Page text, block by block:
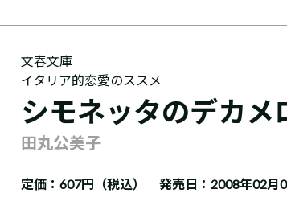
文春文庫
イタリア的恋愛のススメ
シモネッタのデカメ
田丸公美子
定価：607円（税込） 発売日：2008年02月